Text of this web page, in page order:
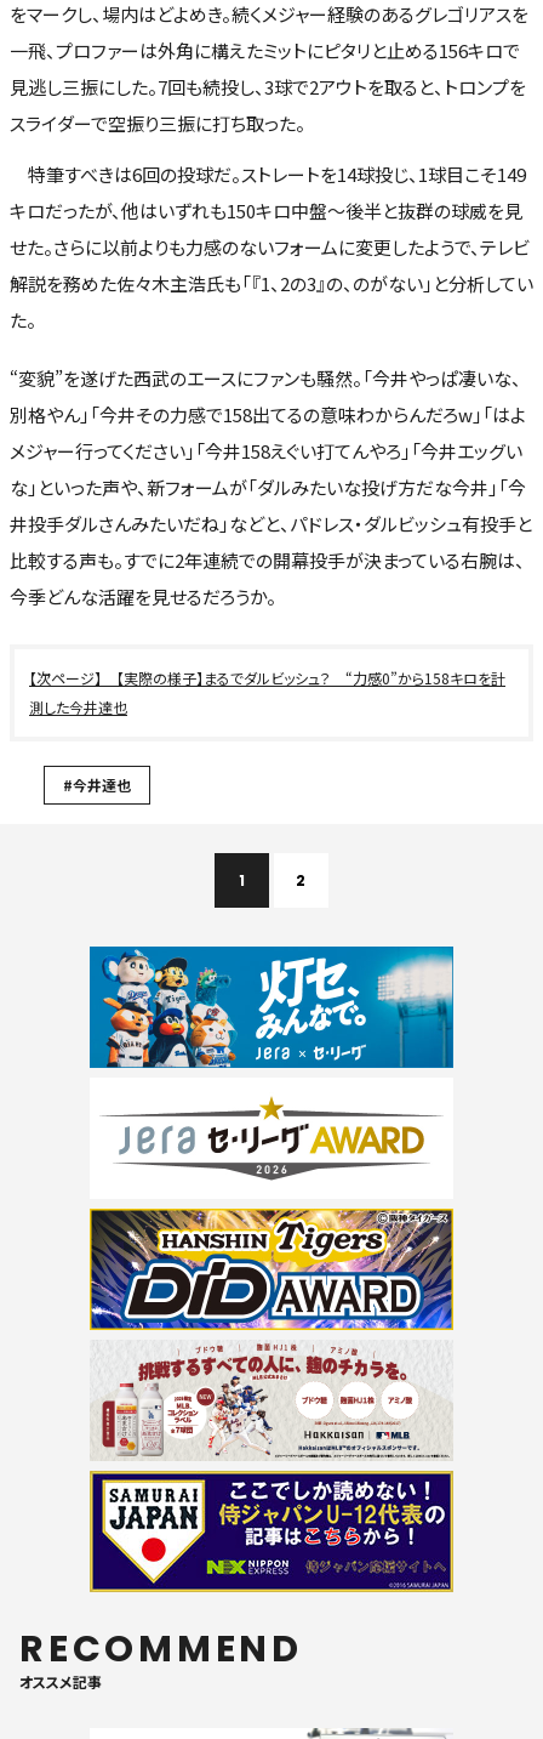
をマークし、場内はどよめき。続くメジャー経験のあるグレゴリアスを
一飛、プロファーは外角に構えたミットにピタリと止める156キロで
見逃し三振にした。7回も続投し、3球で2アウトを取ると、トロンプを
スライダーで空振り三振に打ち取った。
特筆すべきは6回の投球だ。ストレートを14球投じ、1球目こそ149
キロだったが、他はいずれも150キロ中盤～後半と抜群の球威を見
せた。さらに以前よりも力感のないフォームに変更したようで、テレビ
解説を務めた佐々木主浩氏も「『1、2の3』の、のがない」と分析してい
た。
“変貌”を遂げた西武のエースにファンも騒然。「今井やっぱ凄いな、
別格やん」「今井その力感で158出てるの意味わからんだろw」「はよ
メジャー行ってください」「今井158えぐい打てんやろ」「今井エッグい
な」といった声や、新フォームが「ダルみたいな投げ方だな今井」「今
井投手ダルさんみたいだね」などと、パドレス・ダルビッシュ有投手と
比較する声も。すでに2年連続での開幕投手が決まっている右腕は、
今季どんな活躍を見せるだろうか。
【実際の様子】まるでダルビッシュ？ “力感0”から158キロを計
測した今井達也
#今井達也
1 2
RECOMMEND
オススメ記事